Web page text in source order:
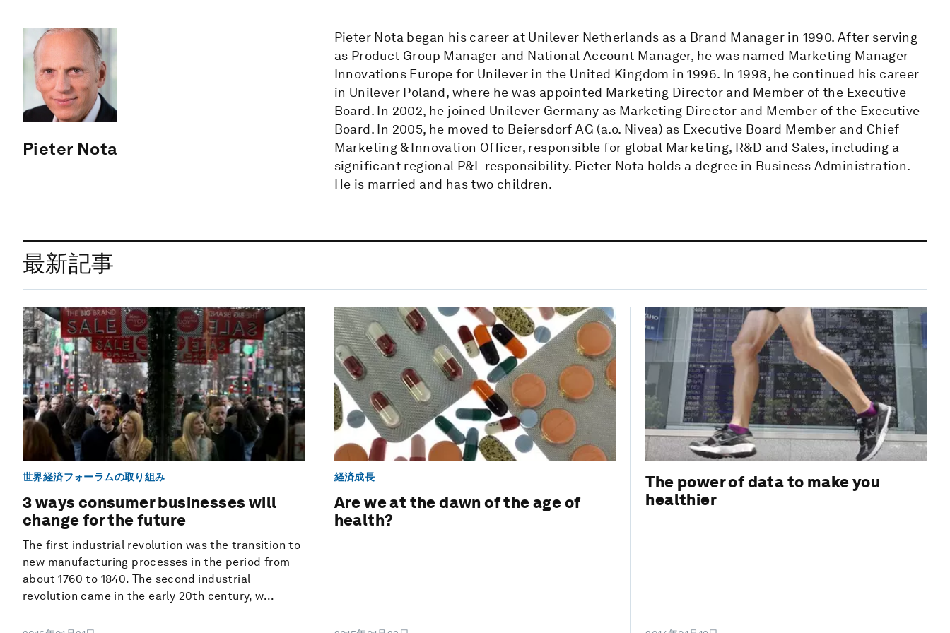
Pieter Nota
Pieter Nota began his career at Unilever Netherlands as a Brand Manager in 1990. After serving
as Product Group Manager and National Account Manager, he was named Marketing Manager
Innovations Europe for Unilever in the United Kingdom in 1996. In 1998, he continued his career
in Unilever Poland, where he was appointed Marketing Director and Member of the Executive
Board. In 2002, he joined Unilever Germany as Marketing Director and Member of the Executive
Board. In 2005, he moved to Beiersdorf AG (a.o. Nivea) as Executive Board Member and Chief
Marketing & Innovation Officer, responsible for global Marketing, R&D and Sales, including a
significant regional P&L responsibility. Pieter Nota holds a degree in Business Administration.
He is married and has two children.
最新記事
世界経済フォーラムの取り組み
3 ways consumer businesses will
change for the future
The first industrial revolution was the transition to
new manufacturing processes in the period from
about 1760 to 1840. The second industrial
revolution came in the early 20th century, w...
経済成長
Are we at the dawn of the age of
health?
The power of data to make you
healthier